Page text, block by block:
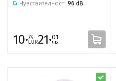
Чувствителност: 96 dB
10·74
EUR21·01
лв.